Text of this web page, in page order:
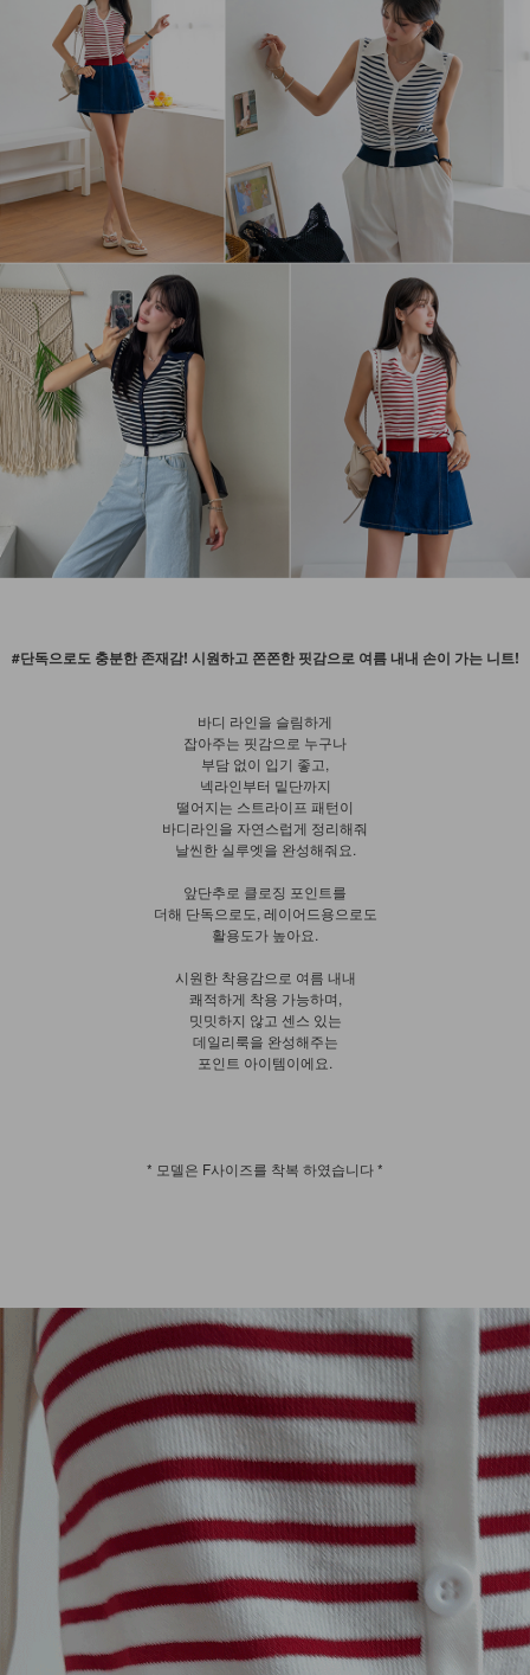
#단독으로도 충분한 존재감! 시원하고 쫀쫀한 핏감으로 여름 내내 손이 가는 니트!
바디 라인을 슬림하게
잡아주는 핏감으로 누구나
부담 없이 입기 좋고,
넥라인부터 밑단까지
떨어지는 스트라이프 패턴이
바디라인을 자연스럽게 정리해줘
날씬한 실루엣을 완성해줘요.
앞단추로 클로징 포인트를
더해 단독으로도, 레이어드용으로도
활용도가 높아요.
시원한 착용감으로 여름 내내
쾌적하게 착용 가능하며,
밋밋하지 않고 센스 있는
데일리룩을 완성해주는
포인트 아이템이에요.
* 모델은 F사이즈를 착복 하였습니다 *